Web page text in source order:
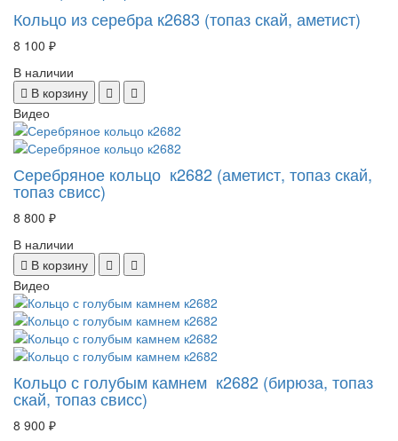
Кольцо из серебра к2683 (топаз скай, аметист)
8 100 ₽
В наличии
В корзину
Видео
Серебряное кольцо к2682 (аметист, топаз скай,
топаз свисс)
8 800 ₽
В наличии
В корзину
Видео
Кольцо с голубым камнем к2682 (бирюза, топаз
скай, топаз свисс)
8 900 ₽